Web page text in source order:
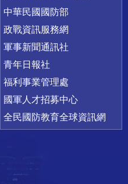
中華民國國防部
政戰資訊服務網
軍事新聞通訊社
青年日報社
福利事業管理處
國軍人才招募中心
全民國防教育全球資訊網